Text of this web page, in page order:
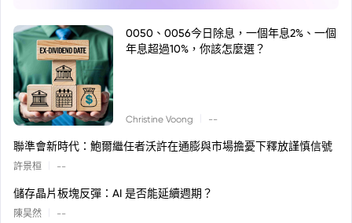
0050、0056今日除息，一個年息2%、一個
年息超過10%，你該怎麼選？
Christine Voong --
聯準會新時代：鮑爾繼任者沃許在通膨與市場擔憂下釋放謹慎信號
許景桓 --
儲存晶片板塊反彈：AI 是否能延續週期？
陳昊然 --